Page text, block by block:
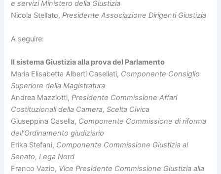
e servizi Ministero della Giustizia
Nicola Stellato, Presidente Associazione Dirigenti Giustizia
A seguire:
Il sistema Giustizia alla prova del Parlamento
Maria Elisabetta Alberti Casellati, Componente Consiglio
Superiore della Magistratura
Andrea Mazziotti,Presidente Commissione Affari
Costituzionali della Camera, Scelta Civica
Giuseppina Casella, Componente Commissione di riforma
dell’Ordinamento giudiziario
Erika Stefani, Componente Commissione Giustizia al
Senato, Lega Nord
Franco Vazio, Vice Presidente Commissione Giustizia alla